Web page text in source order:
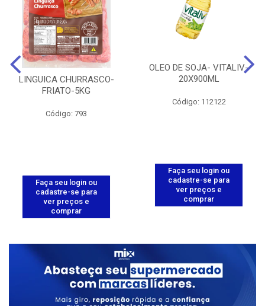
LINGUICA CHURRASCO-
FRIATO-5KG
Código: 793
Faça seu login ou
cadastre-se para
ver preços e
comprar
OLEO DE SOJA- VITALIV-
20X900ML
Código: 112122
Faça seu login ou
cadastre-se para
ver preços e
comprar